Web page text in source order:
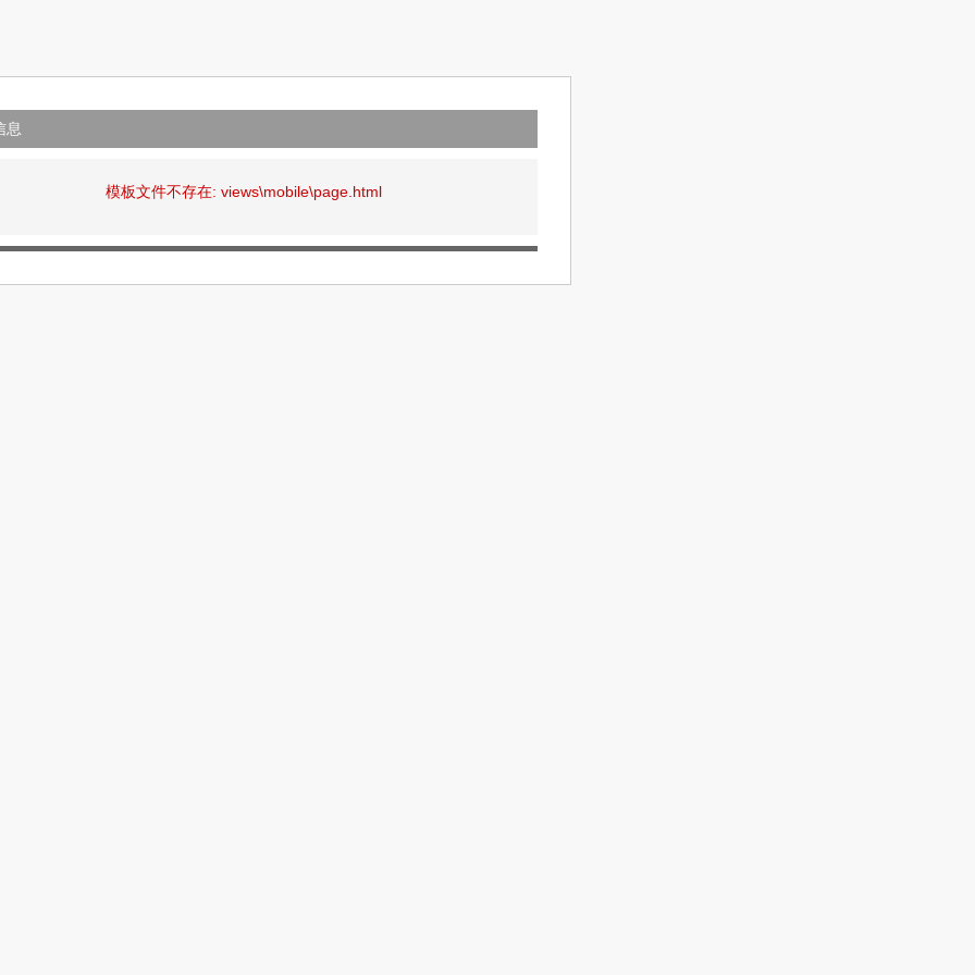
息
模板文件不存在: views\mobile\page.html